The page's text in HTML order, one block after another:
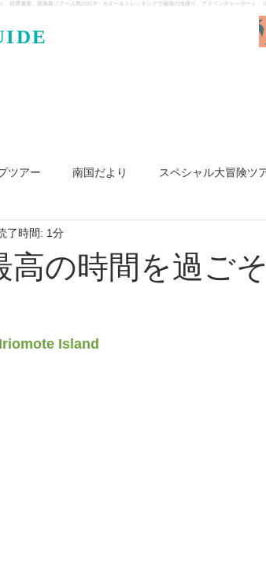
世界遺産、西表島ツアー人気のSUP・カヌー＆トレッキングで秘境の滝巡り、アドベンチャーボート
ツアー 南国だより スペシャル大冒険ツ
ヨット
高の時間を過ご
了時間: 1分
Island